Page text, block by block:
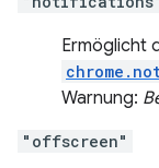
Ermöglicht
Warnung:
"offscreen"